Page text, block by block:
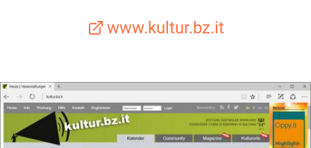
www.kultur.bz.it